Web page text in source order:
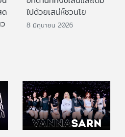
ด
ไปด้วยเสน่ห์ชวนโย
8 มิถุนายน 2026